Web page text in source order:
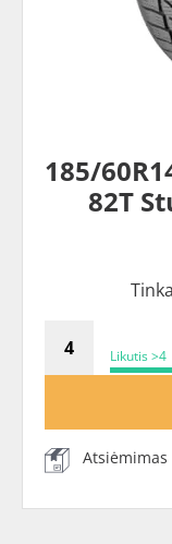
185/
82T
Likutis >4